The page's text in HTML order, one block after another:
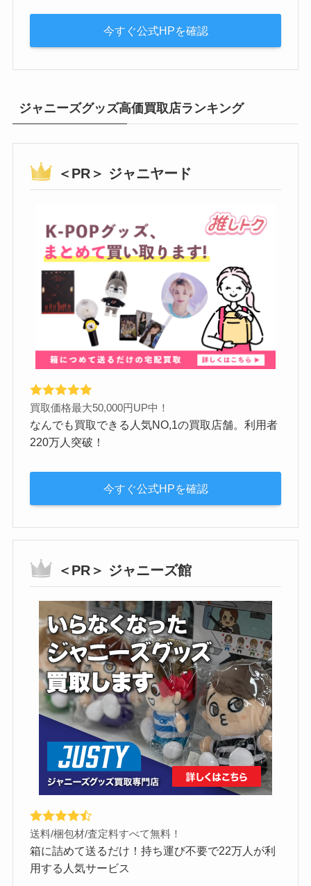
今すぐ公式HPを確認
ジャニーズグッズ高価買取店ランキング
＜PR＞ ジャニヤード
買取価格最大50,000円UP中！
なんでも買取できる人気NO,1の買取店舗。利用者
220万人突破！
今すぐ公式HPを確認
＜PR＞ ジャニーズ館
送料/梱包材/査定料すべて無料！
箱に詰めて送るだけ！持ち運び不要で22万人が利
用する人気サービス